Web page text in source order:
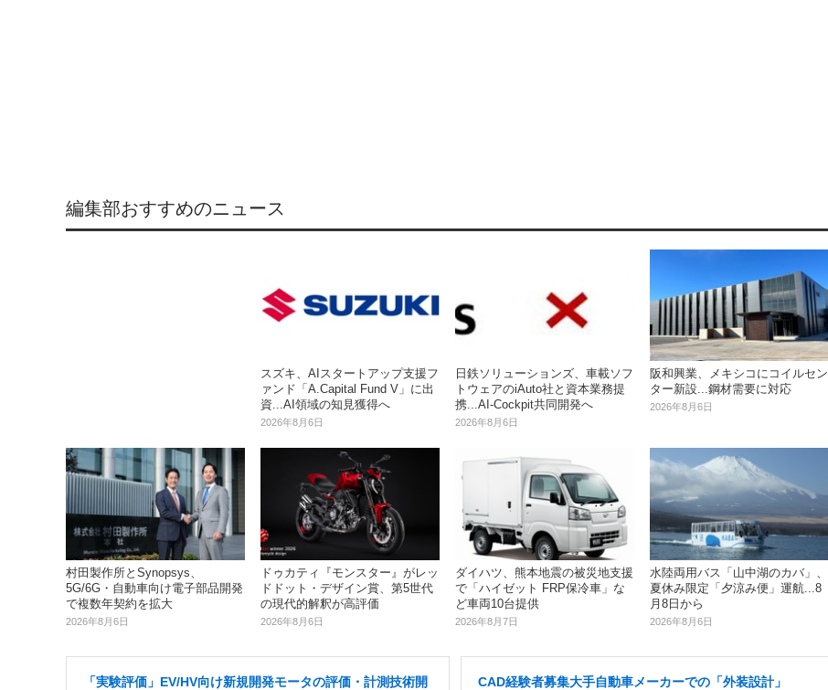
編集部おすすめのニュース
スズキ、AIスタートアップ支援フ
ァンド「A.Capital Fund V」に出
資...AI領域の知見獲得へ
2026年8月6日
日鉄ソリューションズ、車載ソフ
トウェアのiAuto社と資本業務提
携...AI-Cockpit共同開発へ
2026年8月6日
阪和興業、メキシコにコイルセン
ター新設...鋼材需要に対応
2026年8月6日
村田製作所とSynopsys、
5G/6G・自動車向け電子部品開発
で複数年契約を拡大
2026年8月6日
ドゥカティ『モンスター』がレッ
ドドット・デザイン賞、第5世代
の現代的解釈が高評価
2026年8月6日
ダイハツ、熊本地震の被災地支援
で「ハイゼット FRP保冷車」な
ど車両10台提供
2026年8月7日
水陸両用バス「山中湖のカバ」、
夏休み限定「夕涼み便」運航...8
月8日から
2026年8月6日
「実験評価」EV/HV向け新規開発モータの評価・計測技術開
CAD経験者募集大手自動車メーカーでの「外装設計」